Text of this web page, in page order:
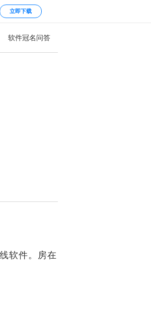
立即下载
软件冠名问答
软件。房在